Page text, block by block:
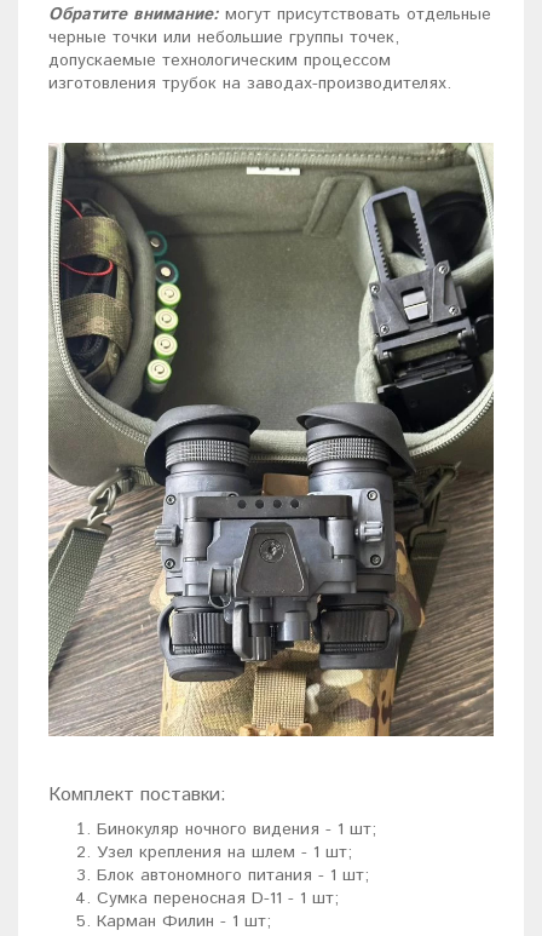
Обратите внимание: могут присутствовать отдельные
черные точки или небольшие группы точек,
допускаемые технологическим процессом
изготовления трубок на заводах-производителях.
Комплект поставки:
Бинокуляр ночного видения - 1 шт;
Узел крепления на шлем - 1 шт;
Блок автономного питания - 1 шт;
Сумка переносная D-11 - 1 шт;
Карман Филин - 1 шт;